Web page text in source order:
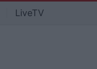
LiveTV